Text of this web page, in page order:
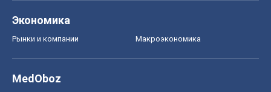
Экономика
Рынки и компании Mакроэкономика
MedOboz